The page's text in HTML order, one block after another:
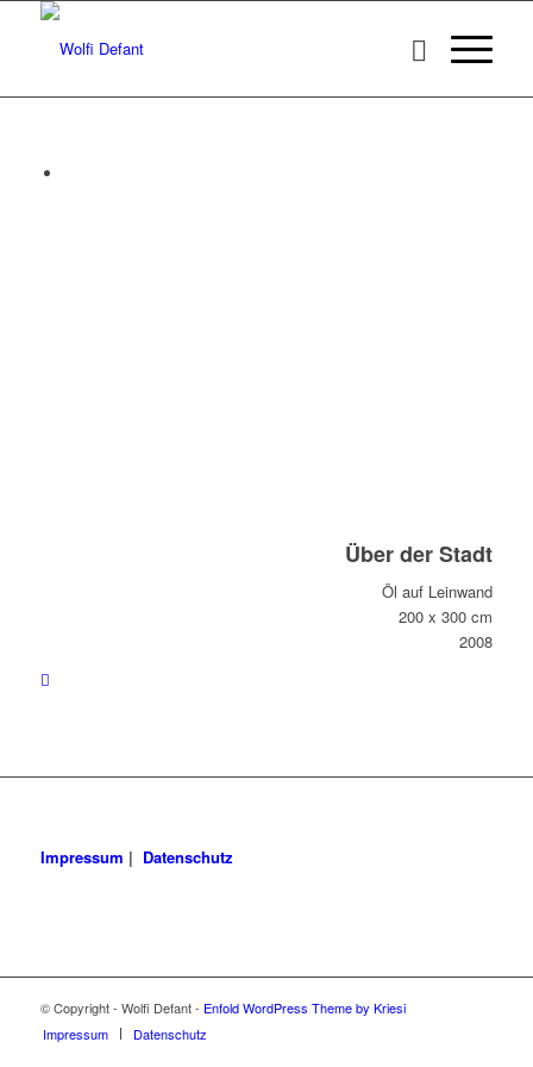
Über der Stadt
Öl auf Leinwand
200 x 300 cm
2008
Impressum | Datenschutz
© Copyright - Wolfi Defant - Enfold WordPress Theme by Kriesi
Impressum
Datenschutz